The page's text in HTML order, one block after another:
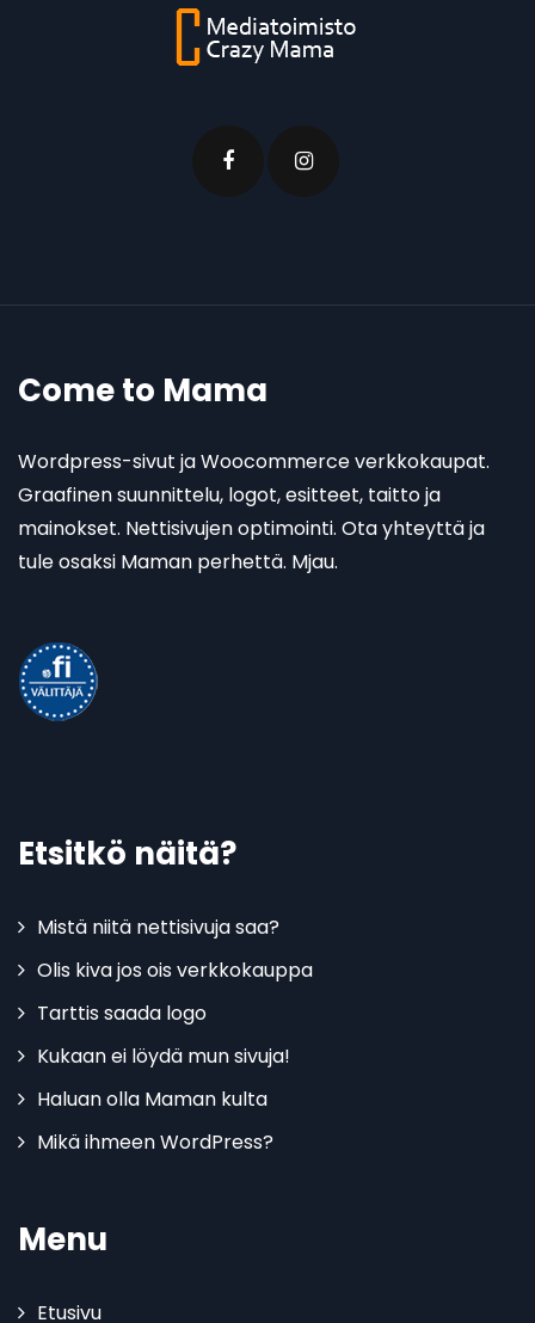
Come to Mama
Wordpress-sivut ja Woocommerce verkkokaupat.
Graafinen suunnittelu, logot, esitteet, taitto ja
mainokset. Nettisivujen optimointi. Ota yhteyttä ja
tule osaksi Maman perhettä. Mjau.
Etsitkö näitä?
Mistä niitä nettisivuja saa?
Olis kiva jos ois verkkokauppa
Tarttis saada logo
Kukaan ei löydä mun sivuja!
Haluan olla Maman kulta
Mikä ihmeen WordPress?
Menu
Etusivu